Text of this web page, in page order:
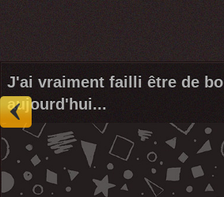
J'ai vraiment failli être de
aujourd'hui...